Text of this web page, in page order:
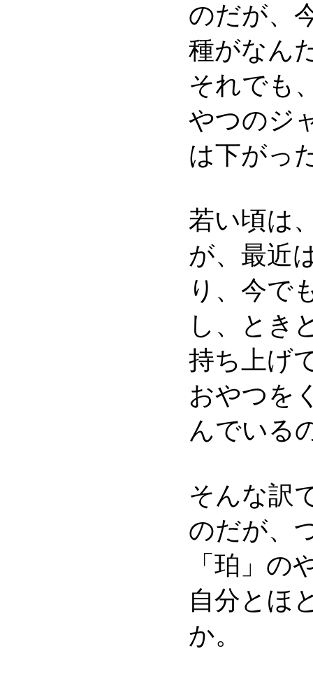
のだが、
種がなん
それでも
やつのジ
は下がっ
若い頃は
が、最近
り、今で
し、とき
持ち上げ
おやつを
んでいる
そんな訳
のだが、
「珀」
自分とほ
か。